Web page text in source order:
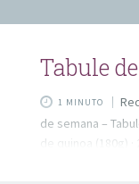
Tabule
1 MINUTO
de semana –
de quinoa (180g)
em cubinhos · 1